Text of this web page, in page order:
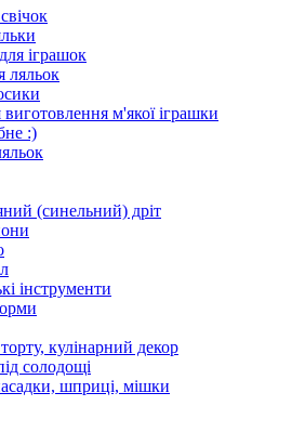
іграшок
ляльок
м'якої іграшки
:)
(синельний) дріт
інструменти
кулінарний декор
солодощі
шприці, мішки